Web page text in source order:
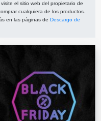
el sitio web del propietario de
cualquiera de los productos.
en las páginas de Descargo de